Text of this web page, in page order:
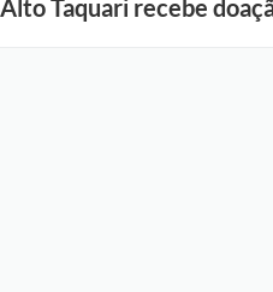
Taquari recebe